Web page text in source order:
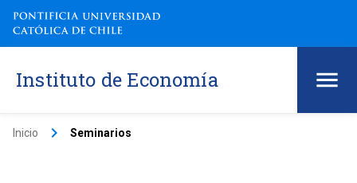
Instituto de Economía
Inicio keyboard_arrow_right Seminarios